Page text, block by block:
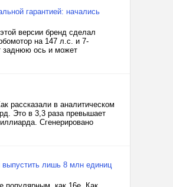
гарантией: начались
версии бренд сделал
на 147 л.с. и 7-
заднюю ось и может
рассказали в аналитическом
Это в 3,3 раза превышает
Сгенерировано
выпустить лишь 8 млн единиц